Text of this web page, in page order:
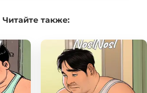
Читайтетакже: